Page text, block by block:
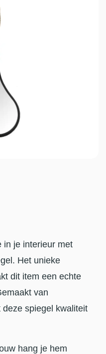
in je interieur met
Het unieke
dit item een echte
van
spiegel kwaliteit
hang je hem